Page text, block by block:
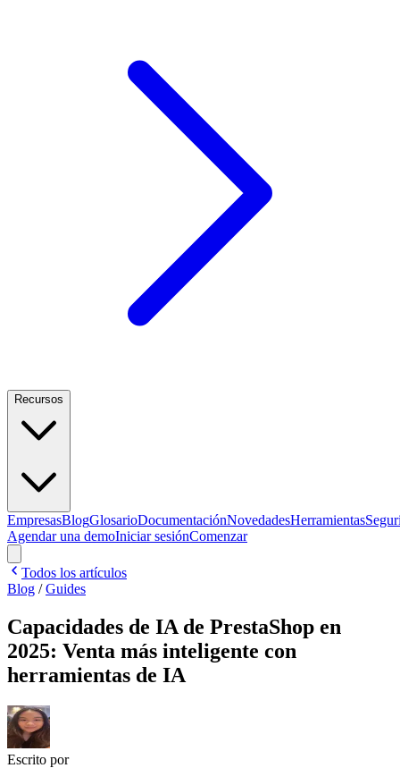
Recursos
EmpresasBlogGlosarioDocumentaciónNovedadesHerramientas
Agendar una demoIniciar sesiónComenzar
Todos los artículos
Blog /Guides
Capacidades de IA de PrestaShop en
2025: Venta más inteligente con
herramientas de IA
Escrito por